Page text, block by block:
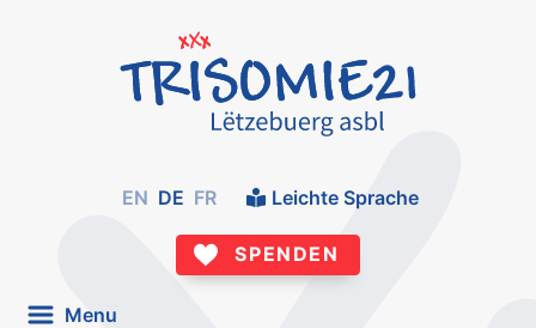
EN DE FR Leichte Sprache
SPENDEN
Menu